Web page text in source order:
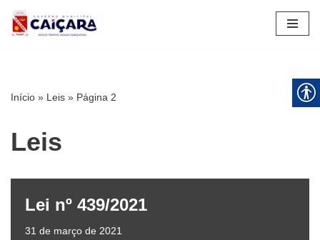
Pular
Início » Leis » Página 2
Leis
Lei nº 439/2021
31 de março de 2021